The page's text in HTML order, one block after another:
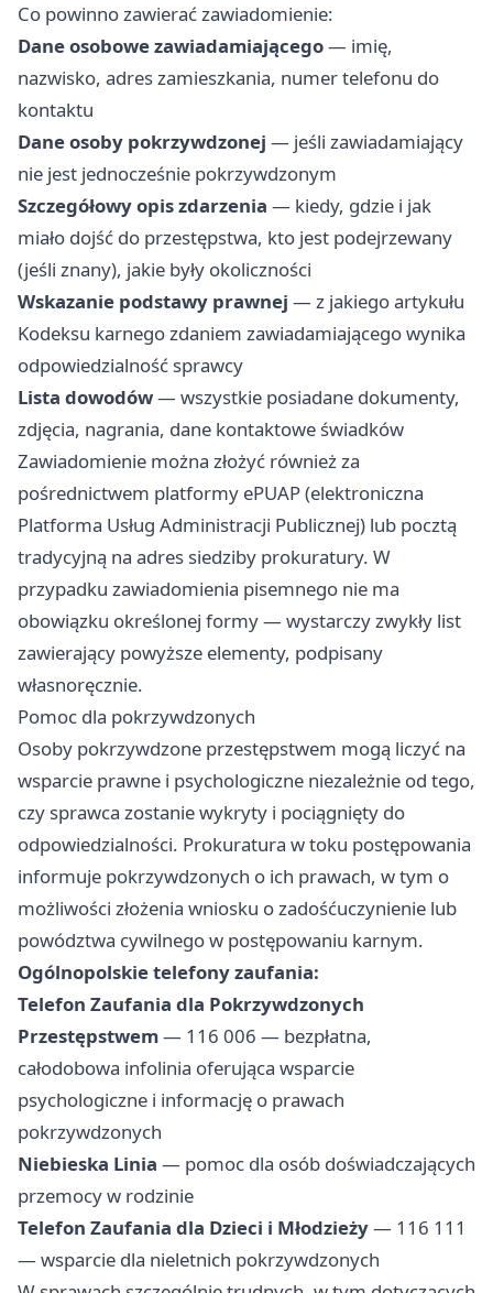
Co powinno zawierać zawiadomienie:
Dane osobowe zawiadamiającego— imię,
nazwisko, adres zamieszkania, numer telefonu do
kontaktu
Dane osoby pokrzywdzonej — jeśli zawiadamiający
nie jest jednocześnie pokrzywdzonym
Szczegółowy opis zdarzenia — kiedy, gdzie i jak
miało dojść do przestępstwa, kto jest podejrzewany
(jeśli znany), jakie były okoliczności
Wskazanie podstawy prawnej — z jakiego artykułu
Kodeksu karnego zdaniem zawiadamiającego wynika
odpowiedzialność sprawcy
Lista dowodów— wszystkie posiadane dokumenty,
zdjęcia, nagrania, dane kontaktowe świadków
Zawiadomienie można złożyć również za
pośrednictwem platformy ePUAP (elektroniczna
Platforma Usług Administracji Publicznej) lub pocztą
tradycyjną na adres siedziby prokuratury. W
przypadku zawiadomienia pisemnego nie ma
obowiązku określonej formy — wystarczy zwykły list
zawierający powyższe elementy, podpisany
własnoręcznie.
Pomoc dla pokrzywdzonych
Osoby pokrzywdzone przestępstwem mogą liczyć na
wsparcie prawne i psychologiczne niezależnie od tego,
czy sprawca zostanie wykryty i pociągnięty do
odpowiedzialności. Prokuratura w toku postępowania
informuje pokrzywdzonych o ich prawach, w tym o
możliwości złożenia wniosku o zadośćuczynienie lub
powództwa cywilnego w postępowaniu karnym.
Ogólnopolskie telefony zaufania:
Telefon Zaufania dla Pokrzywdzonych
Przestępstwem— 116 006 — bezpłatna,
całodobowa infolinia oferująca wsparcie
psychologiczne i informację o prawach
pokrzywdzonych
Niebieska Linia — pomoc dla osób doświadczających
przemocy w rodzinie
Telefon Zaufania dla Dzieci i Młodzieży— 116 111
— wsparcie dla nieletnich pokrzywdzonych